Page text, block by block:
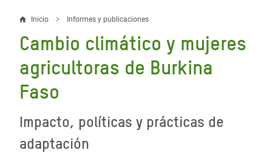
Sobrescribir
enlaces
de
ayuda
a
la
Inicio Informes y publicaciones
Cambio climático y mujeres
agricultoras de Burkina
Faso
Impacto, políticas y prácticas de
adaptación